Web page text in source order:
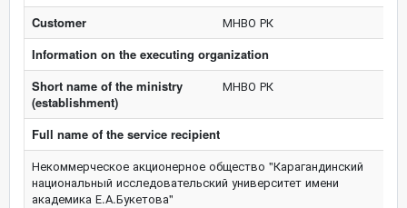
Customer
МНВО РК
Information on the executing organization
Short name of the ministry
(establishment)
МНВО РК
Full name of the service recipient
Некоммерческое акционерное общество "Карагандинский
национальный исследовательский университет имени
академика Е.А.Букетова"